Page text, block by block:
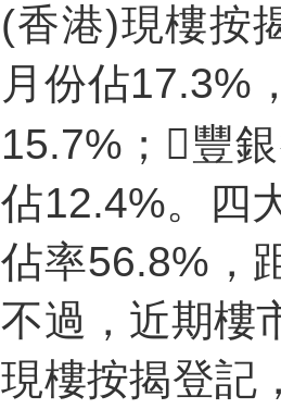
(香港)現樓按
月份佔17.3%
15.7%；豐
佔12.4%。四
佔率56.8%，
不過，近期樓
現樓按揭登記